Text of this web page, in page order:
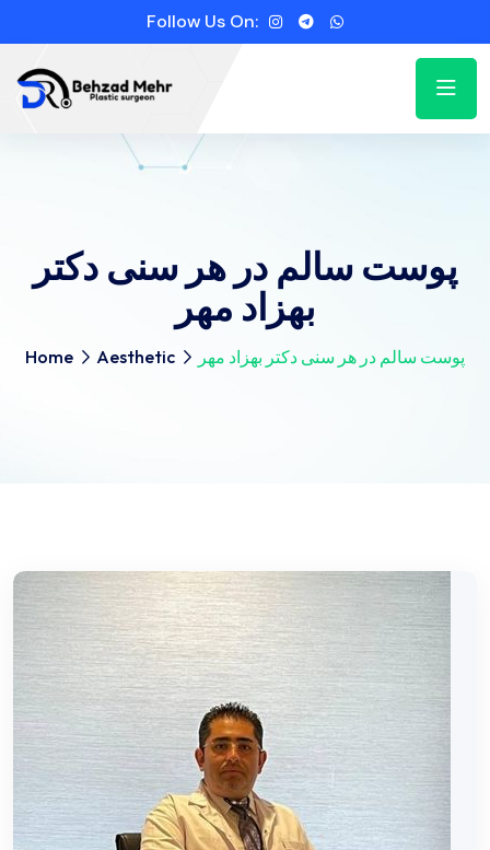
Follow Us On:
پوست سالم در هر سنی دکتر
بهزاد مهر
Home Aesthetic پوست سالم در هر سنی دکتر بهزاد مهر